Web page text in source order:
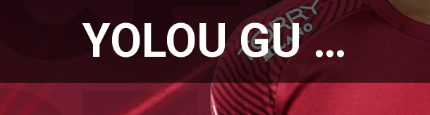
YOLOU GU …